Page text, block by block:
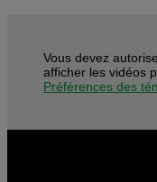
Vous devez
afficher les vidéos
Préférences des